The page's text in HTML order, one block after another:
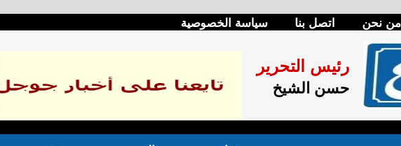
من نحن اتصل بنا سياسة الخصوصية
رئيس التحرير
حسن الشيخ